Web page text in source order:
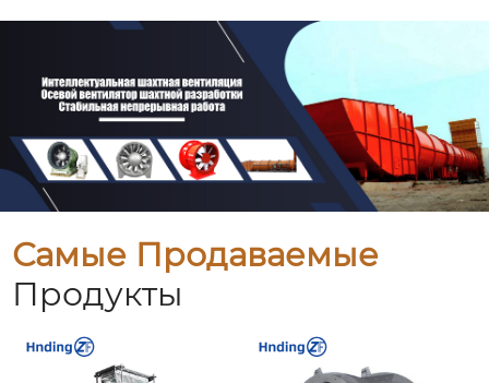
Самые Продаваемые
Продукты